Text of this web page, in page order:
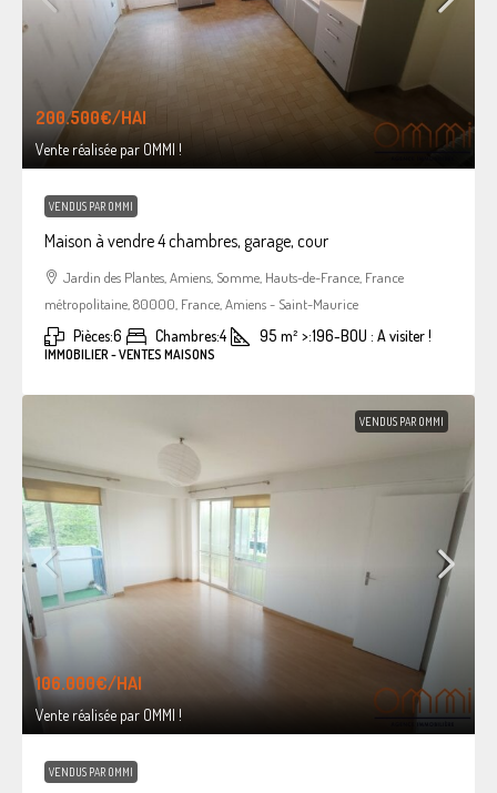
200.500€/HAI
Vente réalisée par OMMI !
VENDUS PAR OMMI
Maison à vendre 4 chambres, garage, cour
Jardin des Plantes, Amiens, Somme, Hauts-de-France, France
métropolitaine, 80000, France, Amiens - Saint-Maurice
Pièces:6 Chambres:4 95 m² >:196-BOU : A visiter !
IMMOBILIER - VENTES MAISONS
VENDUS PAR OMMI
106.000€/HAI
Vente réalisée par OMMI !
VENDUS PAR OMMI